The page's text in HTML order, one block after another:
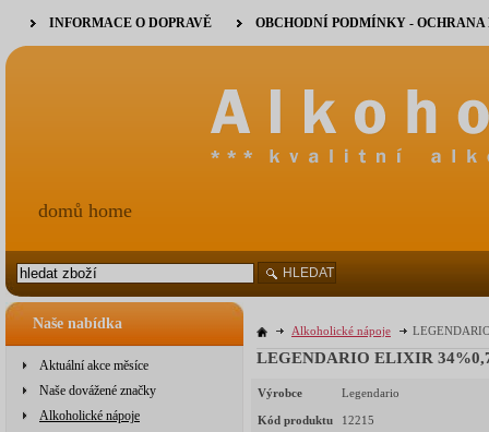
Naše nabídka
Aktuální akce měsíce
Naše dovážené značky
Alkoholické nápoje
Alkoholické nápoje
LEGENDARIO ELIXIR
Výrobce Legendario
Kód produktu 12215
INFORMACE O DOPRAVĚ OBCHODNÍ PODMÍNKY -
domů home
HLEDAT